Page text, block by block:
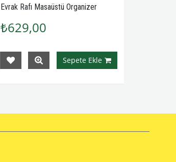
Evrak Rafı Masaüstü Organizer
₺629,00
Sepete Ekle